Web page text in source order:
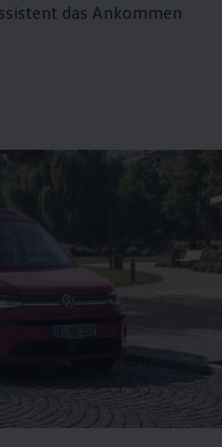
das Ankommen